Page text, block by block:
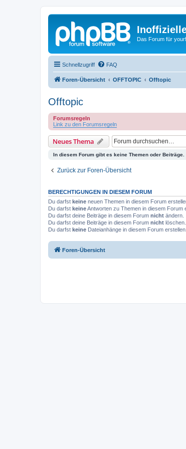
Das Forum für
Schnellzugriff FAQ
Foren-Übersicht OFFTOPIC Offtopic
Offtopic
Forumsregeln
Link zu den Forumsregeln
Neues Thema
In diesem Forum gibt es keine Themen oder Beiträge.
Zurück zur Foren-Übersicht
BERECHTIGUNGEN IN DIESEM FORUM
Du darfst keine neuen Themen in diesem Forum
Du darfst keineAntworten zu Themen in diesem Forum
Du darfst deine Beiträge in diesem Forum nicht ändern.
Du darfst deine Beiträge in diesem Forum nicht löschen.
Du darfst keine Dateianhänge in diesem Forum erstellen.
Foren-Übersicht